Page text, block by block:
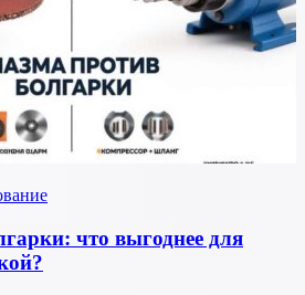
что выгоднее для